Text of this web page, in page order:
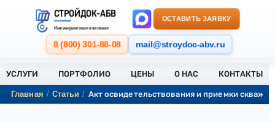
СТРОЙДОК-АБВ
Инжиниринговая компания
8 (800) 301-88-08 mail@stroydoc-abv.ru
ОСТАВИТЬ ЗАЯВКУ
УСЛУГИ ПОРТФОЛИО ЦЕНЫ О НАС КОНТАКТЫ
Главная / Статьи / Акт освидетельствования и приемки